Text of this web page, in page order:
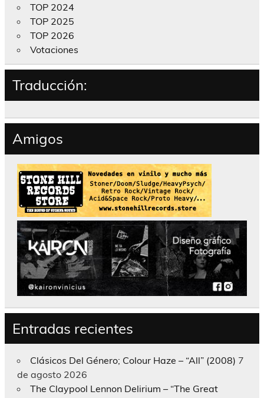
TOP 2024
TOP 2025
TOP 2026
Votaciones
Traducción:
Amigos
Entradas recientes
Clásicos Del Género; Colour Haze – “All” (2008) 7
de agosto 2026
The Claypool Lennon Delirium – “The Great